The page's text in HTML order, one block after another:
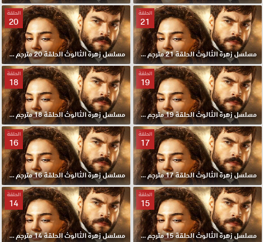
الحلقة
21
مسلسل زهرة الثالوث الحلقة 21 مترجم HD
الحلقة
20
مسلسل زهرة الثالوث الحلقة 20 مترجم HD
الحلقة
19
مسلسل زهرة الثالوث الحلقة 19 مترجم HD
الحلقة
18
مسلسل زهرة الثالوث الحلقة 18 مترجم HD
الحلقة
17
مسلسل زهرة الثالوث الحلقة 17 مترجم HD
الحلقة
16
مسلسل زهرة الثالوث الحلقة 16 مترجم HD
الحلقة
15
مسلسل زهرة الثالوث الحلقة 15 مترجم HD
الحلقة
14
مسلسل زهرة الثالوث الحلقة 14 مترجم HD